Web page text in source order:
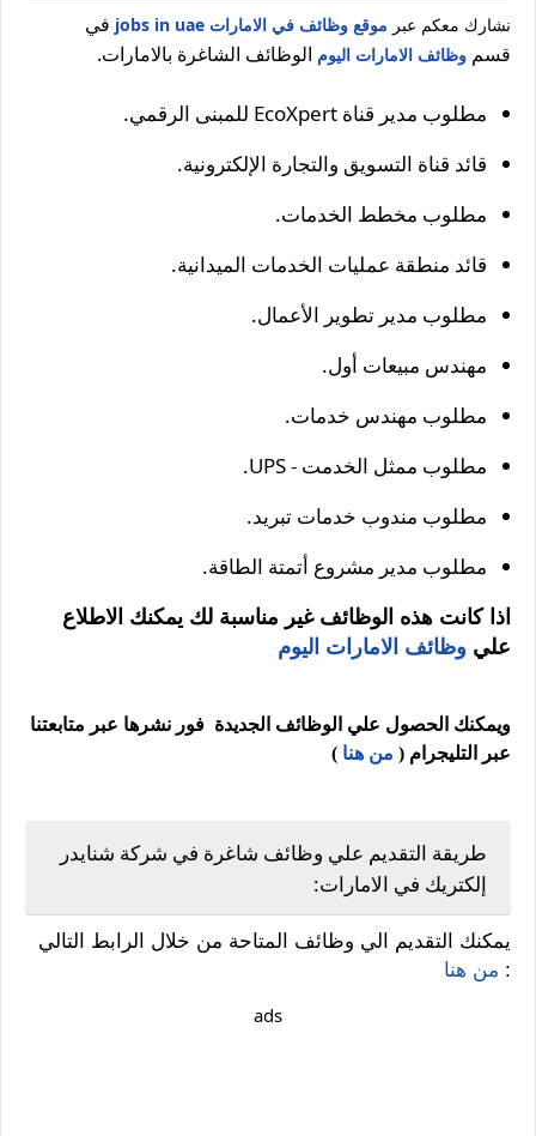
نشارك معكم عبر موقع وظائف في الامارات jobs in uae
في
قسم وظائف الامارات اليوم الوظائف الشاغرة بالامارات.
مطلوب مدير قناة EcoXpert للمبنى الرقمي.
قائد قناة التسويق والتجارة الإلكترونية.
مطلوب مخطط الخدمات.
قائد منطقة عمليات الخدمات الميدانية.
مطلوب مدير تطوير الأعمال.
مهندس مبيعات أول.
مطلوب مهندس خدمات.
مطلوب ممثل الخدمت - UPS.
مطلوب مندوب خدمات تبريد.
مطلوب مدير مشروع أتمتة الطاقة.
اذا كانت هذه الوظائف غير مناسبة لك يمكنك الاطلاع
علي وظائف الامارات اليوم
ويمكنك الحصول علي الوظائف الجديدة فور نشرها عبر متابعتنا
عبر التليجرام ( من هنا )
طريقة التقديم علي وظائف شاغرة في شركة شنايدر
إلكتريك في الامارات:
يمكنك التقديم الي وظائف المتاحة من خلال الرابط التالي
: من هنا
ads